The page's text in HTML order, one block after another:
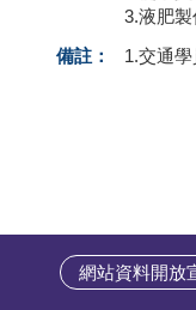
網路選課
3.液肥
備註：
1.交通
網站資料開放